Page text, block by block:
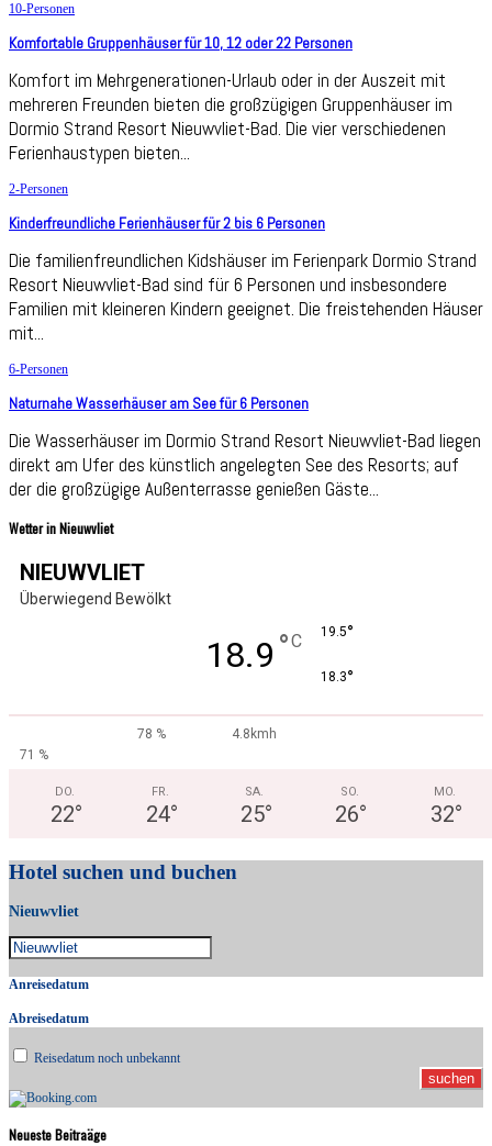
10-Personen
Komfortable Gruppenhäuser für 10, 12 oder 22 Personen
Komfort im Mehrgenerationen-Urlaub oder in der Auszeit mit
mehreren Freunden bieten die großzügigen Gruppenhäuser im
Dormio Strand Resort Nieuwvliet-Bad. Die vier verschiedenen
Ferienhaustypen bieten...
2-Personen
Kinderfreundliche Ferienhäuser für 2 bis 6 Personen
Die familienfreundlichen Kidshäuser im Ferienpark Dormio Strand
Resort Nieuwvliet-Bad sind für 6 Personen und insbesondere
Familien mit kleineren Kindern geeignet. Die freistehenden Häuser
mit...
6-Personen
Naturnahe Wasserhäuser am See für 6 Personen
Die Wasserhäuser im Dormio Strand Resort Nieuwvliet-Bad liegen
direkt am Ufer des künstlich angelegten See des Resorts; auf
der die großzügige Außenterrasse genießen Gäste...
Wetter in Nieuwvliet
NIEUWVLIET
Überwiegend Bewölkt
18.9 °C 19.5°
18.3°
78 %
4.8kmh
71 %
DO.
22°
FR.
24°
SA.
25°
SO.
26°
MO.
32°
Hotel suchen und buchen
Nieuwvliet
Anreisedatum
Abreisedatum
Reisedatum noch unbekannt
Neueste Beitraäge